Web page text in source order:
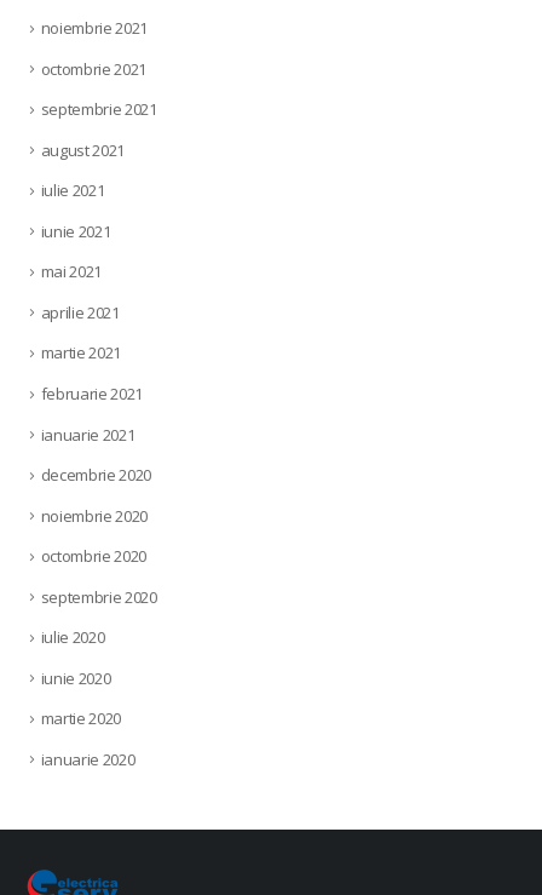
noiembrie 2021
octombrie 2021
septembrie 2021
august 2021
iulie 2021
iunie 2021
mai 2021
aprilie 2021
martie 2021
februarie 2021
ianuarie 2021
decembrie 2020
noiembrie 2020
octombrie 2020
septembrie 2020
iulie 2020
iunie 2020
martie 2020
ianuarie 2020